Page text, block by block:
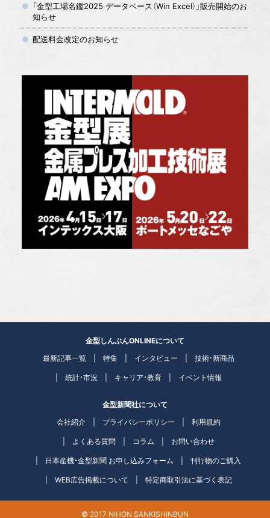
「金型工場名鑑2025 データベース（Win Excel）」販売開始のお
知らせ
配送料金改定のお知らせ
金型しんぶんONLINEについて
最新記事一覧
特集 インタビュー 技術・新商品
統計・市況 キャリア・教育 イベント情報
金型新聞社について
会社紹介
プライバシーポリシー 利用規約
よくある質問 コラム お問い合わせ
日本産機・金型新聞 お申し込みフォーム 刊行物のご購入
WEB広告掲載について 特定商取引法に基づく表記
© 2017 NIHON SANKISHINBUN